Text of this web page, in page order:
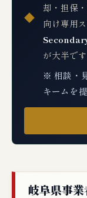
◆
却・担保
向け専用
が大半です
※ 相談・
キームを
岐阜県事業